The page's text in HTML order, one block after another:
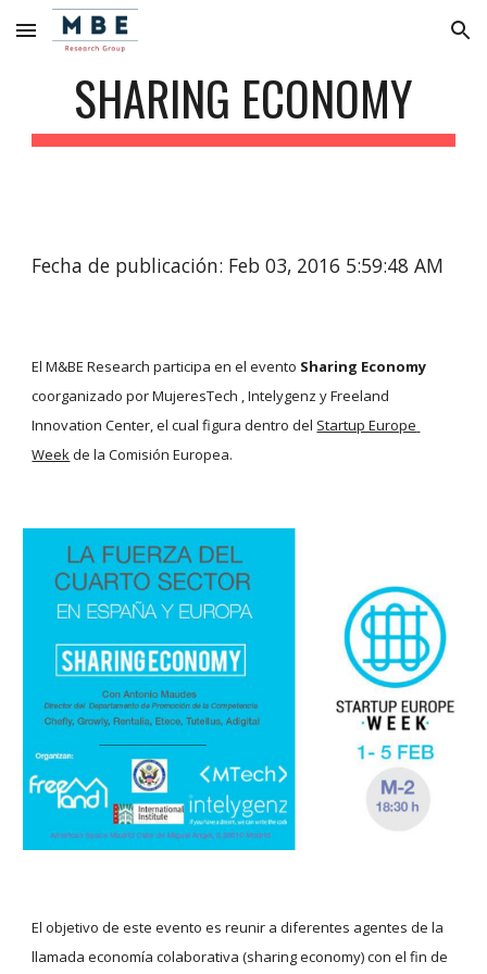
Skip to main content Skip to navigation
SHARING ECONOMY
Fecha de publicación: Feb 03, 2016 5:59:48 AM
El M&BE Research participa en el evento
coorganizado por MujeresTech , Intelygenz y Freeland
Innovation Center, el cual figura dentro del Startup Europe
Week de la Comisión Europea.
El objetivo de este evento es reunir a diferentes agentes de la
llamada economía colaborativa (sharing economy) con el fin de